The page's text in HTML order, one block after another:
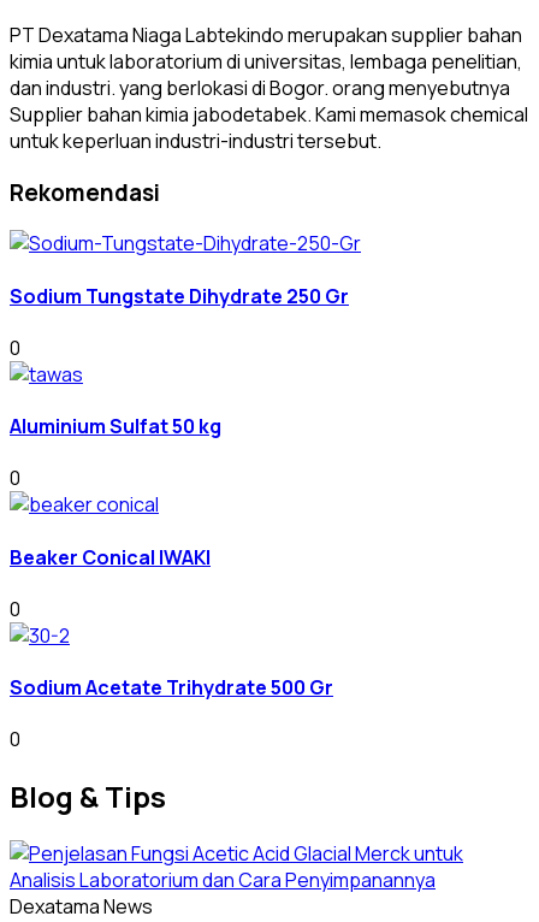
PT Dexatama Niaga Labtekindo merupakan supplier bahan
kimia untuk laboratorium di universitas, lembaga penelitian,
dan industri. yang berlokasi di Bogor. orang menyebutnya
Supplier bahan kimia jabodetabek. Kami memasok chemical
untuk keperluan industri-industri tersebut.
Rekomendasi
Sodium Tungstate Dihydrate 250 Gr
0
Aluminium Sulfat 50 kg
0
Beaker Conical IWAKI
0
Sodium Acetate Trihydrate 500 Gr
0
Blog & Tips
Dexatama News